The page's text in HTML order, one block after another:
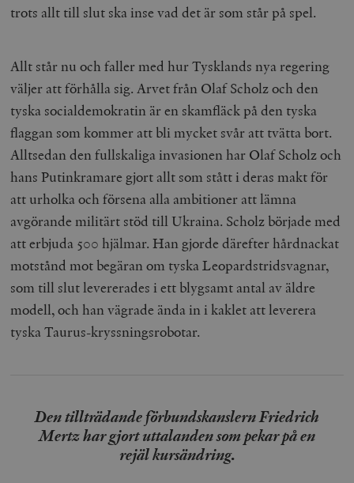
trots allt till slut ska inse vad det är som står på spel.
Allt står nu och faller med hur Tysklands nya regering
väljer att förhålla sig. Arvet från Olaf Scholz och den
tyska socialdemokratin är en skamfläck på den tyska
flaggan som kommer att bli mycket svår att tvätta bort.
Alltsedan den fullskaliga invasionen har Olaf Scholz och
hans Putinkramare gjort allt som stått i deras makt för
att urholka och försena alla ambitioner att lämna
avgörande militärt stöd till Ukraina. Scholz började med
att erbjuda 500 hjälmar. Han gjorde därefter hårdnackat
motstånd mot begäran om tyska Leopardstridsvagnar,
som till slut levererades i ett blygsamt antal av äldre
modell, och han vägrade ända in i kaklet att leverera
tyska Taurus-kryssningsrobotar.
Den tillträdande förbundskanslern Friedrich
Mertz har gjort uttalanden som pekar på en
rejäl kursändring.